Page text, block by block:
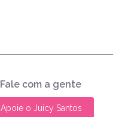
Fale com a gente
Apoie o Juicy Santos